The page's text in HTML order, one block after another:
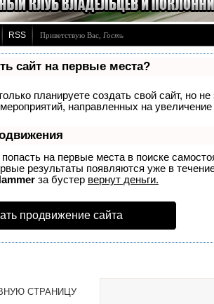
RSS Приветствую Вас Гость
сайт на первые места?
планируете создать свой сайт, но
направленных на
на первые места в поиске
результаты появляются уже в
за бустер вернут деньги.
продвижение сайта
СТРАНИЦУ